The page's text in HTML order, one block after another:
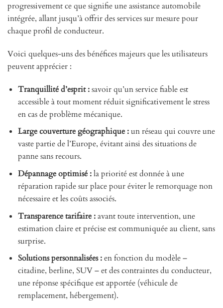
progressivement ce que signifie une assistance automobile
intégrée, allant jusqu’à offrir des services sur mesure pour
chaque profil de conducteur.
Voici quelques-uns des bénéfices majeurs que les utilisateurs
peuvent apprécier :
Tranquillité d’esprit :savoir qu’un service fiable est
accessible à tout moment réduit significativement le stress
en cas de problème mécanique.
Large couverture géographique :un réseau qui couvre une
vaste partie de l’Europe, évitant ainsi des situations de
panne sans recours.
Dépannage optimisé :la priorité est donnée à une
réparation rapide sur place pour éviter le remorquage non
nécessaire et les coûts associés.
Transparence tarifaire :avant toute intervention, une
estimation claire et précise est communiquée au client, sans
surprise.
Solutions personnalisées :en fonction du modèle –
citadine, berline, SUV – et des contraintes du conducteur,
une réponse spécifique est apportée (véhicule de
remplacement, hébergement).